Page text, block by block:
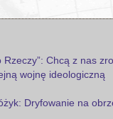
Rzeczy”: Chcą z nas
wojnę ideologiczną
Dryfowanie na